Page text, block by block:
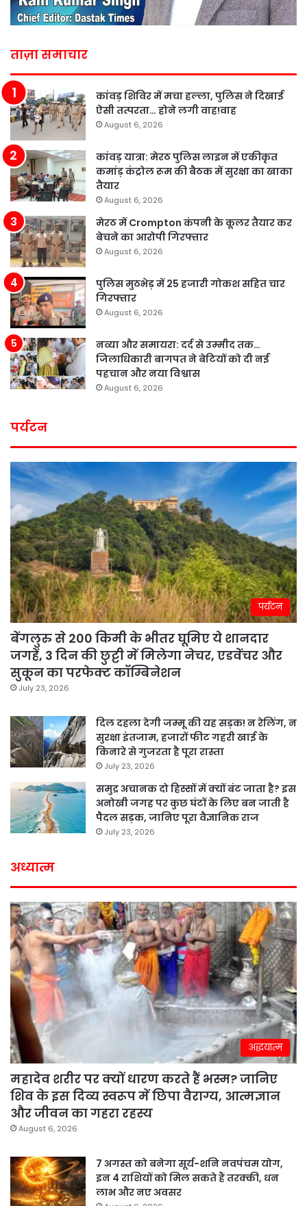
ताज़ा समाचार
कांवड़ शिविर में मचा हल्ला, पुलिस ने दिखाई
ऐसी तत्परता… होने लगी वाह!वाह
August 6, 2026
कांवड़ यात्रा: मेरठ पुलिस लाइन में एकीकृत
कमांड़ कंट्रोल रूम की बैठक में सुरक्षा का खाका
तैयार
August 6, 2026
मेरठ में Crompton कंपनी के कूलर तैयार कर
बेचने का आरोपी गिरफ्तार
August 6, 2026
पुलिस मुठभेड़ में 25 हजारी गोकश सहित चार
गिरफ्तार
August 6, 2026
नव्या और समायरा: दर्द से उम्मीद तक…
जिलाधिकारी बागपत ने बेटियों को दी नई
पहचान और नया विश्वास
August 6, 2026
पर्यटन
पर्यटन
बेंगलुरु से 200 किमी के भीतर घूमिए ये शानदार
जगहें, 3 दिन की छुट्टी में मिलेगा नेचर, एडवेंचर और
सुकून का परफेक्ट कॉम्बिनेशन
July 23, 2026
दिल दहला देगी जम्मू की यह सड़क! न रेलिंग, न
सुरक्षा इंतजाम, हजारों फीट गहरी खाई के
किनारे से गुजरता है पूरा रास्ता
July 23, 2026
समुद्र अचानक दो हिस्सों में क्यों बंट जाता है? इस
अनोखी जगह पर कुछ घंटों के लिए बन जाती है
पैदल सड़क, जानिए पूरा वैज्ञानिक राज
July 23, 2026
अध्यात्म
अद्धयात्म
महादेव शरीर पर क्यों धारण करते हैं भस्म? जानिए
शिव के इस दिव्य स्वरूप में छिपा वैराग्य, आत्मज्ञान
और जीवन का गहरा रहस्य
August 6, 2026
7 अगस्त को बनेगा सूर्य-शनि नवपंचम योग,
इन 4 राशियों को मिल सकते हैं तरक्की, धन
लाभ और नए अवसर